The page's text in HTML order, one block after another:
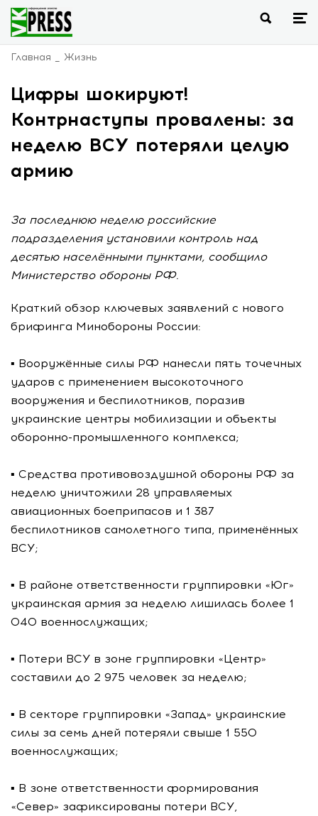
Главная Жизнь
Цифры шокируют!
Контрнаступы провалены: за
неделю ВСУ потеряли целую
армию
За последнюю неделю российские
подразделения установили контроль над
десятью населёнными пунктами, сообщило
Министерство обороны РФ.
Краткий обзор ключевых заявлений с нового
брифинга Минобороны России:
▪️ Вооружённые силы РФ нанесли пять точечных
ударов с применением высокоточного
вооружения и беспилотников, поразив
украинские центры мобилизации и объекты
оборонно-промышленного комплекса;
▪️ Средства противовоздушной обороны РФ за
неделю уничтожили 28 управляемых
авиационных боеприпасов и 1 387
беспилотников самолетного типа, применённых
ВСУ;
▪️ В районе ответственности группировки «Юг»
украинская армия за неделю лишилась более 1
040 военнослужащих;
▪️ Потери ВСУ в зоне группировки «Центр»
составили до 2 975 человек за неделю;
▪️ В секторе группировки «Запад» украинские
силы за семь дней потеряли свыше 1 550
военнослужащих;
▪️ В зоне ответственности формирования
«Север» зафиксированы потери ВСУ,